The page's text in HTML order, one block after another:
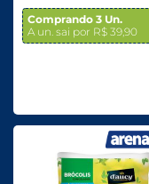
Comprando 3 Un.
A un. sai por R$ 39,90